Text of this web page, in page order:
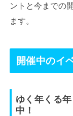
ントと今までの
ます。
開催中のイ
ゆく年くる
中！